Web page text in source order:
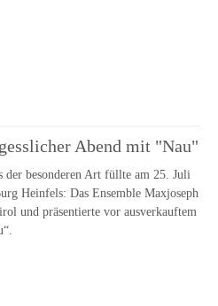
Abend mit "Nau"
der besonderen Art füllte am 25. Juli
Heinfels: Das Ensemble Maxjoseph
und präsentierte vor ausverkauftem